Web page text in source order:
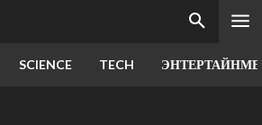
SCIENCE TECH